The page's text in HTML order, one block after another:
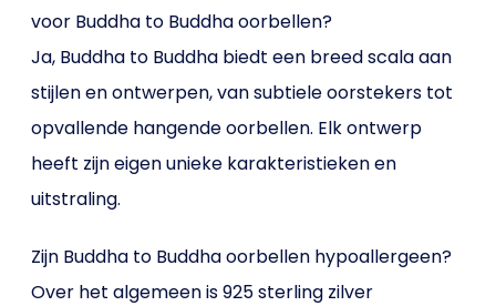
voor Buddha to Buddha oorbellen?
Ja, Buddha to Buddha biedt een breed scala aan
stijlen en ontwerpen, van subtiele oorstekers tot
opvallende hangende oorbellen. Elk ontwerp
heeft zijn eigen unieke karakteristieken en
uitstraling.
Zijn Buddha to Buddha oorbellen hypoallergeen?
Over het algemeen is 925 sterling zilver